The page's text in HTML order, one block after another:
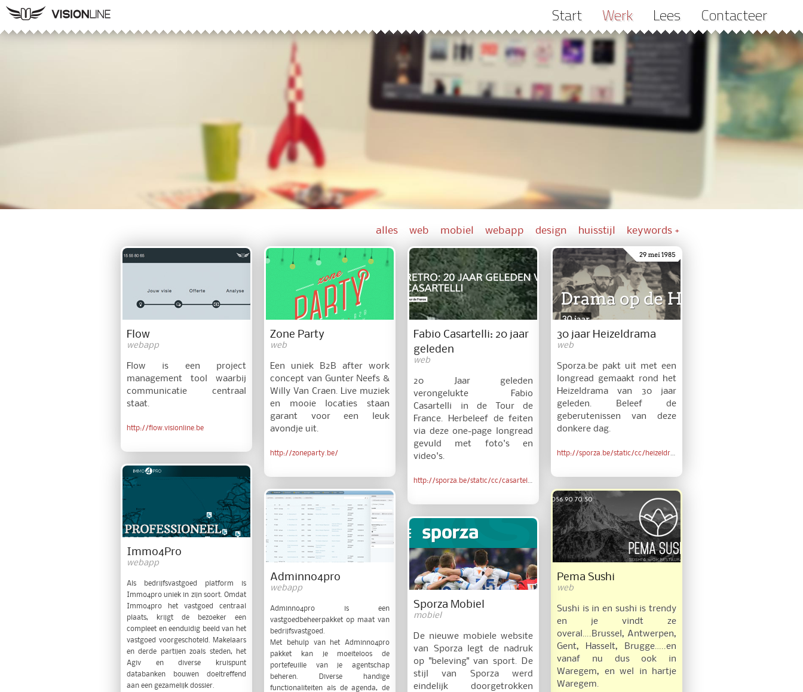
Start Werk Lees Contacteer
alles web mobiel webapp design huisstijl keywords +
Flow
webapp
Flow is een project
management tool waarbij
communicatie centraal
staat.
http://flow.visionline.be
Zone Party
web
Een uniek B2B after work
concept van Gunter Neefs &
Willy Van Craen. Live muziek
en mooie locaties staan
garant voor een leuk
avondje uit.
http://zoneparty.be/
Fabio Casartelli: 20 jaar
geleden
web
20 Jaar geleden
verongelukte Fabio
Casartelli in de Tour de
France. Herbeleef de feiten
via deze one-page longread
gevuld met foto's en
video's.
30 jaar Heizeldrama
web
Sporza.be pakt uit met een
longread gemaakt rond het
Heizeldrama van 30 jaar
geleden. Beleef de
geberutenissen van deze
donkere dag.
Immo4Pro
webapp
Als bedrijfsvastgoed platform is
Immo4pro uniek in zijn soort. Omdat
Immo4pro het vastgoed centraal
plaats, krijgt de bezoeker een
compleet en eenduidig beeld van het
vastgoed voorgeschoteld. Makelaars
en derde partijen zoals steden, het
Agiv en diverse kruispunt
databanken bouwen doeltreffend
aan een gezamelijk dossier.
Adminno4pro
webapp
Adminno4pro is een
vastgoedbeheerpakket op maat van
bedrijfsvastgoed.
Met behulp van het Adminno4pro
pakket kan je moeiteloos de
portefeuille van je agentschap
beheren. Diverse handige
functionaliteiten als de agenda, de
Pema Sushi
web
Sushi is in en sushi is trendy
en je vindt ze
overal….Brussel, Antwerpen,
Gent, Hasselt, Brugge…..en
vanaf nu dus ook in
Waregem, en wel in hartje
Waregem.
Sporza Mobiel
mobiel
De nieuwe mobiele website
van Sporza legt de nadruk
op "beleving" van sport. De
stijl van Sporza werd
eindelijk doorgetrokken